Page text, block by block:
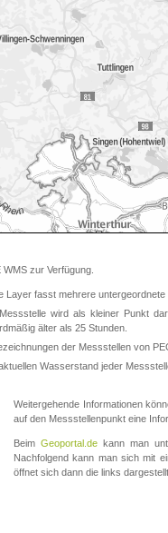
zur Verfügung.
Layer fasst mehrere untergeordnete
wird als kleiner Punkt
älter als 25 Stunden.
der Messstellen von
Wasserstand jeder
Weitergehende Informationen
auf den Messstellenpunkt eine
Beim Geoportal.de kann man
Nachfolgend kann man sich mit
öffnet sich dann die links